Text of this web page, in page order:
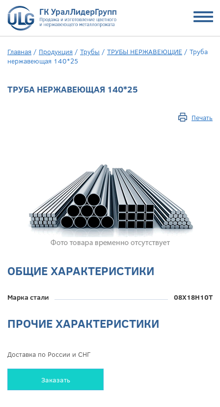
Главная / Продукция / Трубы / ТРУБЫ НЕРЖАВЕЮЩИЕ / Труба
нержавеющая 140*25
ТРУБА НЕРЖАВЕЮЩАЯ 140*25
Печать
ОБЩИЕ ХАРАКТЕРИСТИКИ
Марка стали 08Х18Н10Т
ПРОЧИЕ ХАРАКТЕРИСТИКИ
Доставка по России и СНГ
Заказать